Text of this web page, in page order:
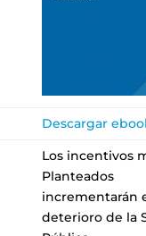
Descargar
Los incentivos
Planteados
incrementarán
deterioro de la